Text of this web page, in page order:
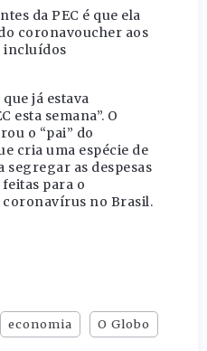
da PEC é que ela
coronavoucher aos
incluídos
já estava
esta semana”. O
o “pai” do
cria uma espécie de
as despesas
para o
no Brasil.
economia O Globo